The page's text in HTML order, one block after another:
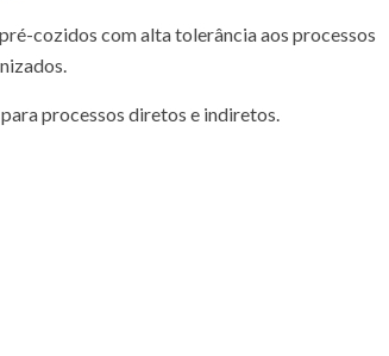
cozidos com alta tolerância aos processos
processos diretos e indiretos.